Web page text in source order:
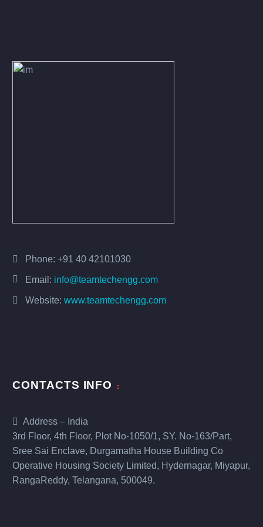
Phone: +91 40 42101030
Email: info@teamtechengg.com
Website: www.teamtechengg.com
CONTACTS INFO
Address – India
3rd Floor, 4th Floor, Plot No-1050/1, SY. No-163/Part,
Sree Sai Enclave, Durgamatha House Building Co
Operative Housing Society Limited, Hydernagar, Miyapur,
RangaReddy, Telangana, 500049.